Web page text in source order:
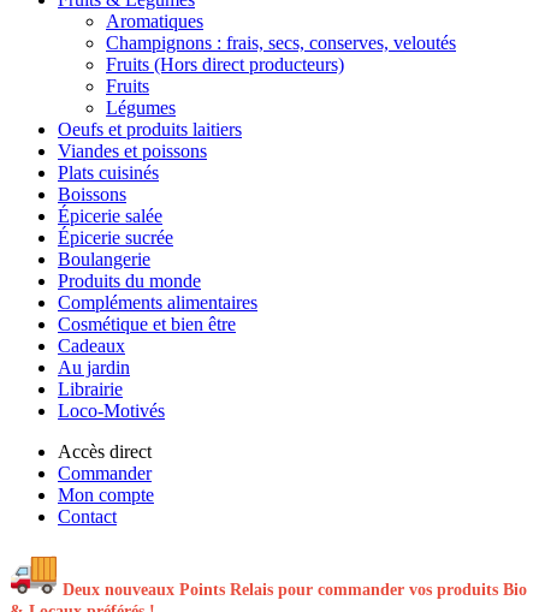
Aromatiques
Champignons : frais, secs, conserves, veloutés
Fruits (Hors direct producteurs)
Fruits
Légumes
Oeufs et produits laitiers
Viandes et poissons
Plats cuisinés
Boissons
Épicerie salée
Épicerie sucrée
Boulangerie
Produits du monde
Compléments alimentaires
Cosmétique et bien être
Cadeaux
Au jardin
Librairie
Loco-Motivés
Accès direct
Commander
Mon compte
Contact
Deux nouveaux Points Relais pour commander vos produits Bio